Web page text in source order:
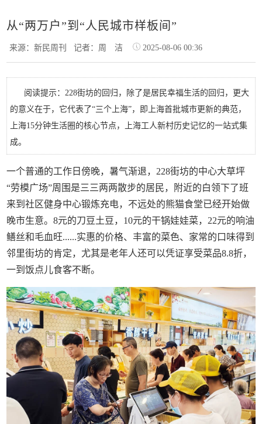
从“两万户”到“人民城市样板间”
来源：新民周刊记者：周 洁 2025-08-06 00:36
阅读提示：228街坊的回归，除了是居民幸福生活的回归，更大
的意义在于，它代表了“三个上海”，即上海首批城市更新的典范，
上海15分钟生活圈的核心节点，上海工人新村历史记忆的一站式集
成。
一个普通的工作日傍晚，暑气渐退，228街坊的中心大草坪
“劳模广场”周围是三三两两散步的居民，附近的白领下了班
来到社区健身中心锻炼充电，不远处的熊猫食堂已经开始做
晚市生意。8元的刀豆土豆，10元的干锅娃娃菜，22元的响油
鳝丝和毛血旺......实惠的价格、丰富的菜色、家常的口味得到
邻里街坊的肯定，尤其是老年人还可以凭证享受菜品8.8折，
一到饭点儿食客不断。